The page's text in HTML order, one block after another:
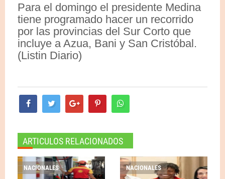
Para el domingo el presidente Medina
tiene programado hacer un recorrido
por las provincias del Sur Corto que
incluye a Azua, Bani y San Cristóbal.
(Listin Diario)
ARTICULOS RELACIONADOS
NACIONALES NACIONALES